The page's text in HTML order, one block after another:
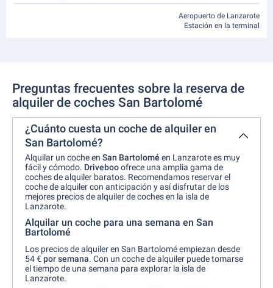
Aeropuerto de Lanzarote
Estación en la terminal
Preguntas frecuentes sobre la reserva de
alquiler de coches San Bartolomé
¿Cuánto cuesta un coche de alquiler en
San Bartolomé?
Alquilar un coche en San Bartolomé en Lanzarote es muy
fácil y cómodo. Drivebooofrece una amplia gama de
coches de alquiler baratos. Recomendamos reservar el
coche de alquiler con anticipación y así disfrutar de los
mejores precios de alquiler de coches en la isla de
Lanzarote.
Alquilar un coche para una semana en San
Bartolomé
Los precios de alquiler en San Bartolomé empiezan desde
54 €por semana. Con un coche de alquiler puede tomarse
el tiempo de una semana para explorar la isla de
Lanzarote.